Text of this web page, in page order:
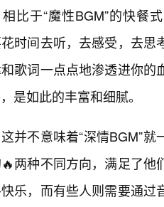
比于“魔性BGM”的快餐
时间去听，去感受，去
歌词一点点地渗透进你
是如此的丰富和细腻。
并不意味着“深情BGM”
两种不同方向，满足了
乐，而有些人则需要通